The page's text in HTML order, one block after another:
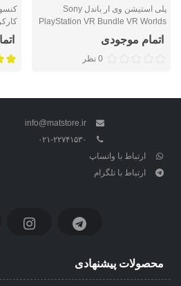
پلی استیشن وی ار باندل Sony
PlayStation VR Bundle VR Worlds
کارکرده (دست دوم)
اتمام موجودی
0 نظر
info@matstore.ir
۰۲۱-۲۲۷۴۱۵۳۰
ارتباط با واتساپ
ارتباط با تلگرام
محصولات پیشنهادی